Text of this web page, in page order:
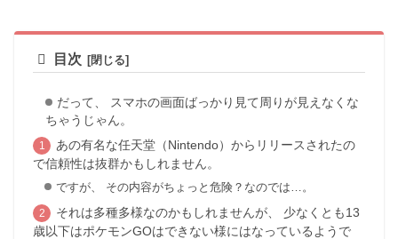
目次
だって、 スマホの画面ばっかり見て周りが見えなくな
ちゃうじゃん。
あの有名な任天堂（Nintendo）からリリースされたの
で信頼性は抜群かもしれません。
ですが、 その内容がちょっと危険？なのでは…。
それは多種多様なのかもしれませんが、 少なくとも13
歳以下はポケモンGOはできない様にはなっているようで